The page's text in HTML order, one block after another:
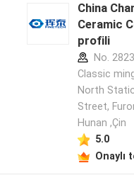
China
Ceramic
profili
No.
Classic
North
Street,
Hunan ,Çin
5.0
Onaylı